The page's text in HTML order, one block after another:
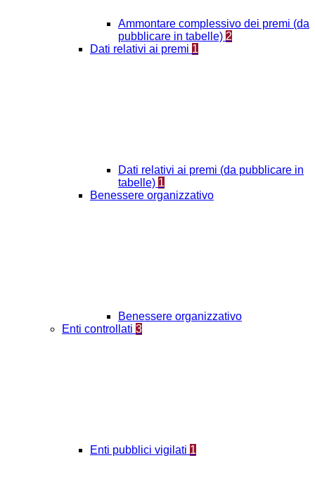
Ammontare complessivo dei premi (da
pubblicare in tabelle) 2
Dati relativi ai premi 1
Dati relativi ai premi (da pubblicare in
tabelle) 1
Benessere organizzativo
Benessere organizzativo
Enti controllati 3
Enti pubblici vigilati 1